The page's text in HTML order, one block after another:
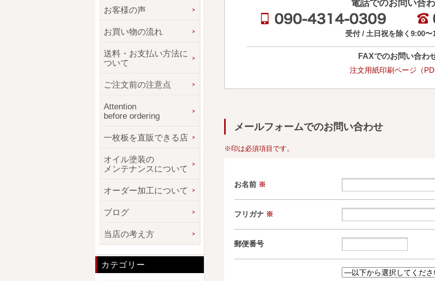
電話でのお問い合
受付 / 土日祝を除く9:00〜
FAXでのお問い合わ
注文用紙印刷ページ（
メールフォームでのお問い合わせ
※印は必須項目です。
お名前 ※
フリガナ ※
郵便番号
お客様の声
お買い物の流れ
送料・お支払い方法に
ついて
ご注文前の注意点
Attention
before ordering
一枚板を直販できる店
オイル塗装の
メンテナンスについて
オーダー加工について
ブログ
当店の考え方
カテゴリー